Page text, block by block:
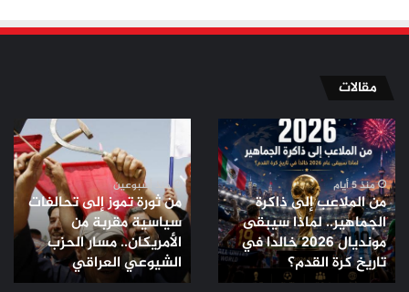
مقالات
من
الملاعب
إلى
ذاكرة
الجماهير..
لماذا
سيبقى
مونديال
2026
منذ 5 أيام
من الملاعب إلى ذاكرة
الجماهير.. لماذا سيبقى
مونديال 2026 خالدًا في
تاريخ كرة القدم؟
ثورة
تموز
إلى
تحالفات
سياسية
مقربة
من
الأمريكان..
منذ أسبوعين
من ثورة تموز إلى تحالفات
سياسية مقربة من
الأمريكان.. مسار الحزب
الشيوعي العراقي